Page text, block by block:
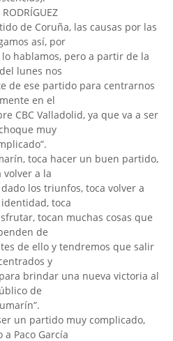
RODRÍGUEZ
de Coruña, las causas por las
así, por
hablamos, pero a partir de la
lunes nos
de ese partido para centrarnos
en el
CBC Valladolid, ya que va a ser
muy
toca hacer un buen partido,
volver a la
los triunfos, toca volver a
toca
tocan muchas cosas que
de
de ello y tendremos que salir
y
brindar una nueva victoria al
de
un partido muy complicado,
a Paco García